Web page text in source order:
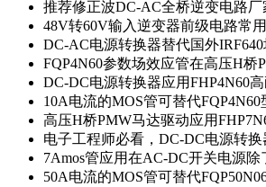
推荐修正波DC-AC全桥逆变电路厂
48V转60V输入逆变器前级电路常
DC-AC电源转换器替代国外
FQP4N60参数场效应管在高压H桥
DC-DC电源转换器应用FHP4N60
10A电流的MOS管可替代
高压H桥PMW马达驱动应用
电子工程师必看，DC-DC电源转换
7Amos管应用在AC-DC开关电源除
50A电流的MOS管可替代